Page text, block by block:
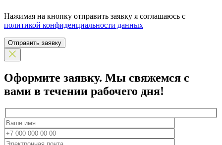
Нажимая на кнопку отправить заявку я соглашаюсь с
политикой конфиденциальности данных
Отправить заявку
Оформите заявку. Мы свяжемся с
вами в течении рабочего дня!